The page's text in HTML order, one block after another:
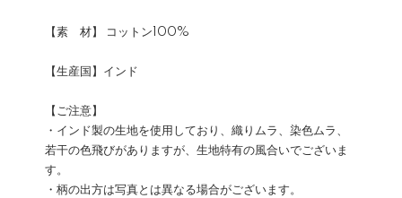
【素 材】 コットン100%
【生産国】インド
【ご注意】
・インド製の生地を使用しており、織りムラ、染色ムラ、
若干の色飛びがありますが、生地特有の風合いでございま
す。
・柄の出方は写真とは異なる場合がございます。